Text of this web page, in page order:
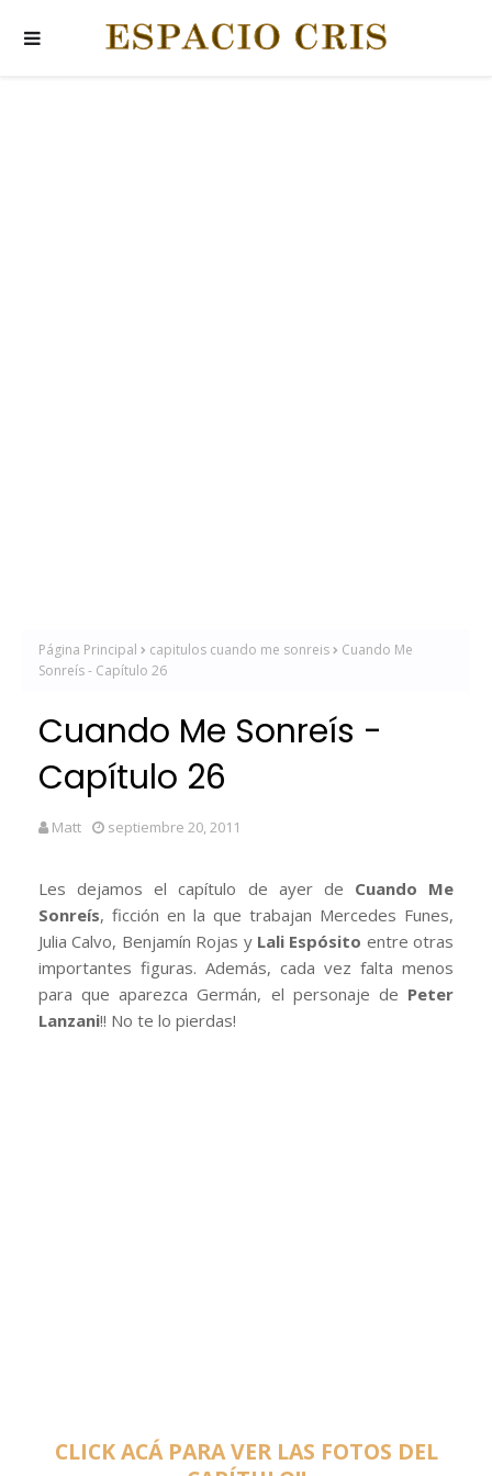
Página Principal capitulos cuando me sonreis
Cuando Me
Sonreís - Capítulo 26
Cuando Me Sonreís -
Capítulo 26
Matt septiembre 20, 2011
Les dejamos el capítulo de ayer de Cuando Me
Sonreís, ficción en la que trabajan Mercedes Funes,
Julia Calvo, Benjamín Rojas y Lali Espósito entre otras
importantes figuras. Además, cada vez falta menos
para que aparezca Germán, el personaje de Peter
Lanzani!! No te lo pierdas!
CLICK ACÁ PARA VER LAS FOTOS DEL